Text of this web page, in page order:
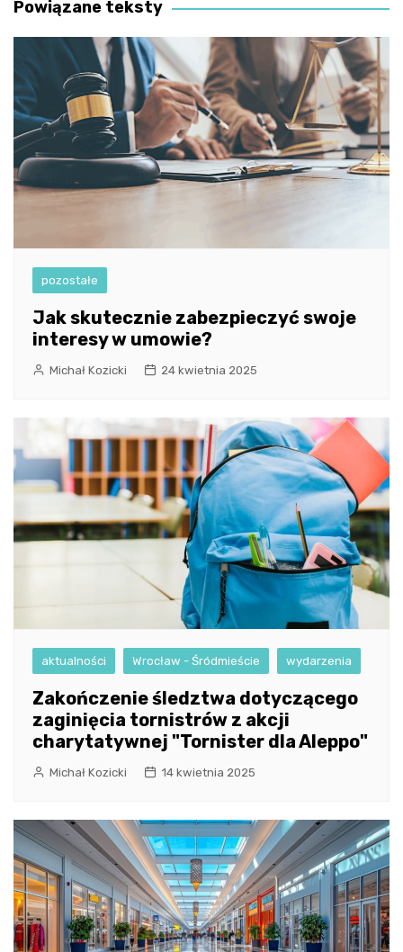
Powiązane teksty
pozostałe
Jak skutecznie zabezpieczyć swoje
interesy w umowie?
Michał Kozicki 24 kwietnia 2025
aktualności Wrocław - Śródmieście wydarzenia
Zakończenie śledztwa dotyczącego
zaginięcia tornistrów z akcji
charytatywnej "Tornister dla Aleppo"
Michał Kozicki 14 kwietnia 2025